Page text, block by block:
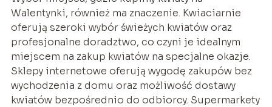
Walentynki, również ma znaczenie. Kwiaciarnie
oferują szeroki wybór świeżych kwiatów oraz
profesjonalne doradztwo, co czyni je idealnym
miejscem na zakup kwiatów na specjalne okazje.
Sklepy internetowe oferują wygodę zakupów bez
wychodzenia z domu oraz możliwość dostawy
kwiatów bezpośrednio do odbiorcy. Supermarkety